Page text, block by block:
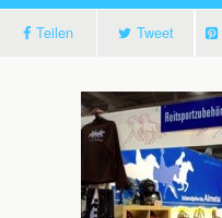
Teilen Tweet